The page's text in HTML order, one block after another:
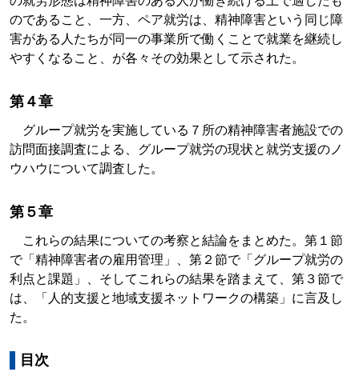
のであること、一方、ペア就労は、精神障害という同じ障
害がある人たちが同一の事業所で働くことで就業を継続し
やすくなること、が各々その効果として示された。
第４章
グループ就労を実施している７所の精神障害者施設での
訪問面接調査による、グループ就労の現状と就労支援のノ
ウハウについて調査した。
第５章
これらの結果についての考察と結論をまとめた。第１節
で「精神障害者の雇用管理」、第２節で「グループ就労の
利点と課題」、そしてこれらの結果を踏まえて、第３節で
は、「人的支援と地域支援ネットワークの構築」に言及し
た。
目次